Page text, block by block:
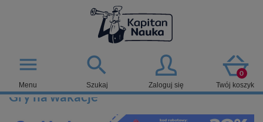

Szukaj Zaloguj się
0
Twój koszyk
menu
Menu
Gry na wakacje